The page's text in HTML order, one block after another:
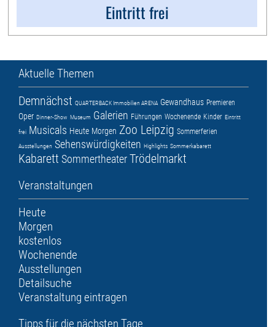
Eintritt frei
Aktuelle Themen
Demnächst QUARTERBACK Immobilien ARENA Gewandhaus Premieren
Oper Dinner-Show Museum Galerien Führungen Wochenende Kinder Eintritt
frei Musicals Heute Morgen Zoo Leipzig Sommerferien
Ausstellungen Sehenswürdigkeiten Highlights Sommerkabarett
Kabarett SommertheaterTrödelmarkt
Veranstaltungen
Heute
Morgen
kostenlos
Wochenende
Ausstellungen
Detailsuche
Veranstaltung eintragen
Tipps für die nächsten Tage